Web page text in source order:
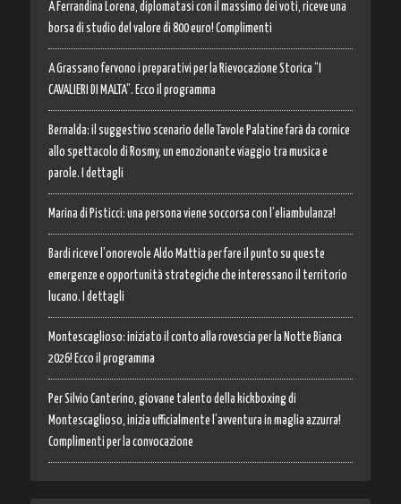
A Ferrandina Lorena, diplomatasi con il massimo dei voti, riceve una
borsa di studio del valore di 800 euro! Complimenti
A Grassano fervono i preparativi per la Rievocazione Storica “I
CAVALIERI DI MALTA”. Ecco il programma
Bernalda: il suggestivo scenario delle Tavole Palatine farà da cornice
allo spettacolo di Rosmy, un emozionante viaggio tra musica e
parole. I dettagli
Marina di Pisticci: una persona viene soccorsa con l’eliambulanza!
Bardi riceve l’onorevole Aldo Mattia per fare il punto su queste
emergenze e opportunità strategiche che interessano il territorio
lucano. I dettagli
Montescaglioso: iniziato il conto alla rovescia per la Notte Bianca
2026! Ecco il programma
Per Silvio Canterino, giovane talento della kickboxing di
Montescaglioso, inizia ufficialmente l’avventura in maglia azzurra!
Complimenti per la convocazione